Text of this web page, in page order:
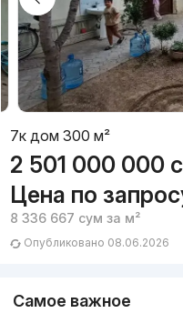
7к дом 300 м²
2 501 000 000
Цена по
8 336 667 сум за м²
Опубликовано 08.06.2026
Самое важное